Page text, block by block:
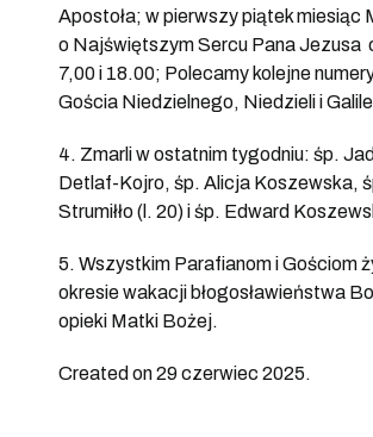
Apostoła; w pierwszy piątek miesiąc
o Najświętszym Sercu Pana Jezusa
7,00 i 18.00; Polecamy kolejne
Gościa Niedzielnego, Niedzieli i
4. Zmarli w ostatnim tygodniu: śp.
Detlaf-Kojro, śp. Alicja Koszewska,
Strumiłło (l. 20) i śp. Edward
5. Wszystkim Parafianom i Gościom
okresie wakacji błogosławieństwa
opieki Matki Bożej.
Created on 29 czerwiec 2025.